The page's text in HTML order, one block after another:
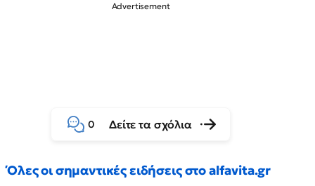
0 Δείτε τα σχόλια
Όλες οι σημαντικές ειδήσεις στο alfavita.gr